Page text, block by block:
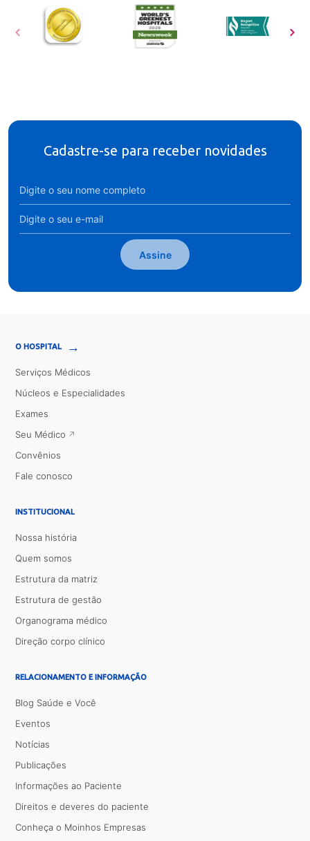
Cadastre-se para receber novidades
Assine
O HOSPITAL →
Serviços Médicos
Núcleos e Especialidades
Exames
Seu Médico
Convênios
Fale conosco
INSTITUCIONAL
Nossa história
Quem somos
Estrutura da matriz
Estrutura de gestão
Organograma médico
Direção corpo clínico
RELACIONAMENTO E INFORMAÇÃO
Blog Saúde e Você
Eventos
Notícias
Publicações
Informações ao Paciente
Direitos e deveres do paciente
Conheça o Moinhos Empresas